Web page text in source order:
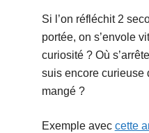
Si l’on réfléchit 2
portée, on s’envole
curiosité ? Où
suis encore curieuse
mangé ?
Exemple avec cette